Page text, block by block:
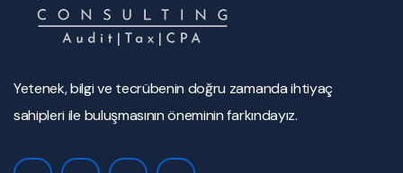
Yetenek, bilgi ve tecrübenin doğru zamanda ihtiyaç
sahipleri ile buluşmasının öneminin farkındayız.